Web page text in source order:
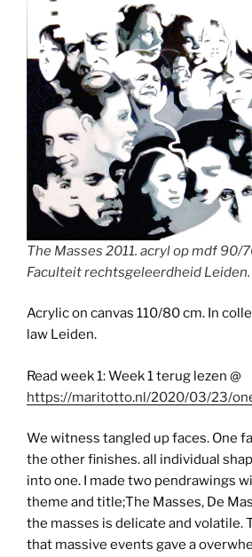
The Masses 2011. acryl op mdf 90/
Faculteit rechtsgeleerdheid Leiden.
Acrylic on canvas 110/80 cm. In
law Leiden.
Read week 1: Week 1 terug lezen @
https://maritotto.nl/2020/03/23/
We witness tangled up faces. One
the other finishes. all individual
into one. I made two pendrawings
theme and title;The Masses, De
the masses is delicate and volatile.
that massive events gave a